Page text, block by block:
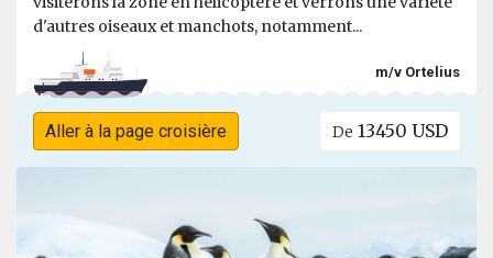
d'autres oiseaux et manchots, notamment...
m/v Ortelius
Aller à la page croisière De 13450 USD